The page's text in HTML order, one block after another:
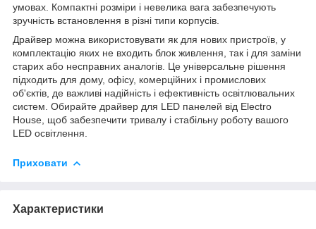
умовах. Компактні розміри і невелика вага забезпечують
зручність встановлення в різні типи корпусів.
Драйвер можна використовувати як для нових пристроїв, у
комплектацію яких не входить блок живлення, так і для заміни
старих або несправних аналогів. Це універсальне рішення
підходить для дому, офісу, комерційних і промислових
об'єктів, де важливі надійність і ефективність освітлювальних
систем. Обирайте драйвер для LED панелей від Electro
House, щоб забезпечити тривалу і стабільну роботу вашого
LED освітлення.
Приховати
Характеристики